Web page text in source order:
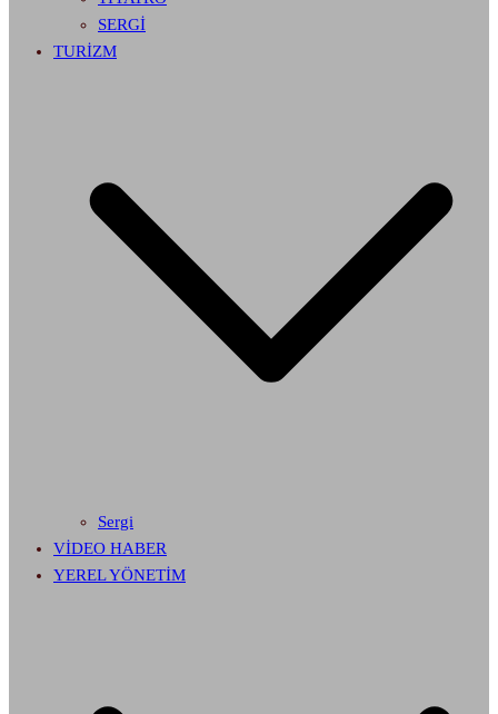
SERGİ
TURİZM
Sergi
VİDEO HABER
YEREL YÖNETİM